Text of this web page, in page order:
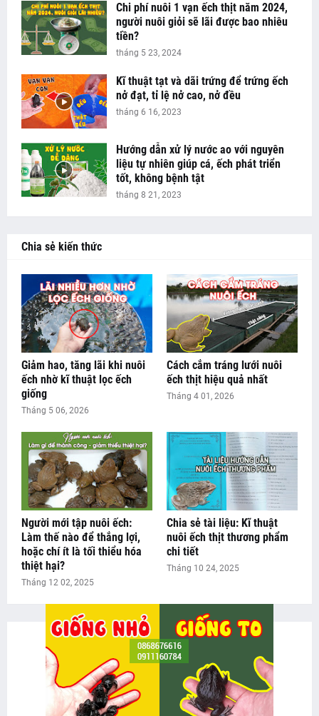
Chi phí nuôi 1 vạn ếch thịt năm 2024,
người nuôi giỏi sẽ lãi được bao nhiêu
tiền?
tháng 5 23, 2024
Kĩ thuật tạt và dãi trứng để trứng ếch
nở đạt, tỉ lệ nở cao, nở đều
tháng 6 16, 2023
Hướng dẫn xử lý nước ao với nguyên
liệu tự nhiên giúp cá, ếch phát triển
tốt, không bệnh tật
tháng 8 21, 2023
Chia sẻ kiến thức
Giảm hao, tăng lãi khi nuôi
ếch nhờ kĩ thuật lọc ếch
giống
Tháng 5 06, 2026
Cách cắm tráng lưới nuôi
ếch thịt hiệu quả nhất
Tháng 4 01, 2026
Người mới tập nuôi ếch:
Làm thế nào để thắng lợi,
hoặc chí ít là tối thiểu hóa
thiệt hại?
Tháng 12 02, 2025
Chia sẻ tài liệu: Kĩ thuật
nuôi ếch thịt thương phẩm
chi tiết
Tháng 10 24, 2025